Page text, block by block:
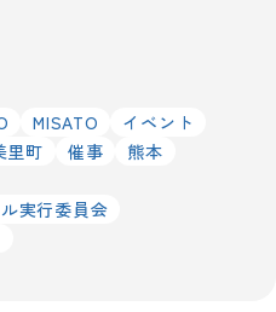
MISATO
イベント
里町 催事
熊本
実行委員会